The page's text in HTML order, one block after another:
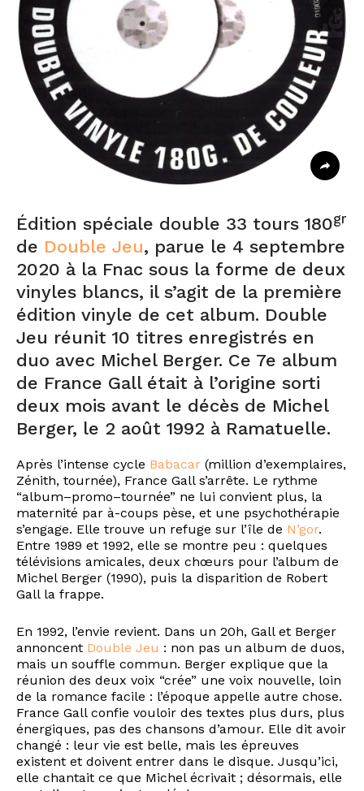
Édition spéciale double 33 tours 180gr
de Double Jeu, parue le 4 septembre
2020 à la Fnac sous la forme de deux
vinyles blancs, il s’agit de la première
édition vinyle de cet album. Double
Jeu réunit 10 titres enregistrés en
duo avec Michel Berger. Ce 7e album
de France Gall était à l’origine sorti
deux mois avant le décès de Michel
Berger, le 2 août 1992 à Ramatuelle.
Après l’intense cycle Babacar (million d’exemplaires,
Zénith, tournée), France Gall s’arrête. Le rythme
“album–promo–tournée” ne lui convient plus, la
maternité par à-coups pèse, et une psychothérapie
s’engage. Elle trouve un refuge sur l’île de N’gor.
Entre 1989 et 1992, elle se montre peu : quelques
télévisions amicales, deux chœurs pour l’album de
Michel Berger (1990), puis la disparition de Robert
Gall la frappe.
En 1992, l’envie revient. Dans un 20h, Gall et Berger
annoncent Double Jeu : non pas un album de duos,
mais un souffle commun. Berger explique que la
réunion des deux voix “crée” une voix nouvelle, loin
de la romance facile : l’époque appelle autre chose.
France Gall confie vouloir des textes plus durs, plus
énergiques, pas des chansons d’amour. Elle dit avoir
changé : leur vie est belle, mais les épreuves
existent et doivent entrer dans le disque. Jusqu’ici,
elle chantait ce que Michel écrivait ; désormais, elle